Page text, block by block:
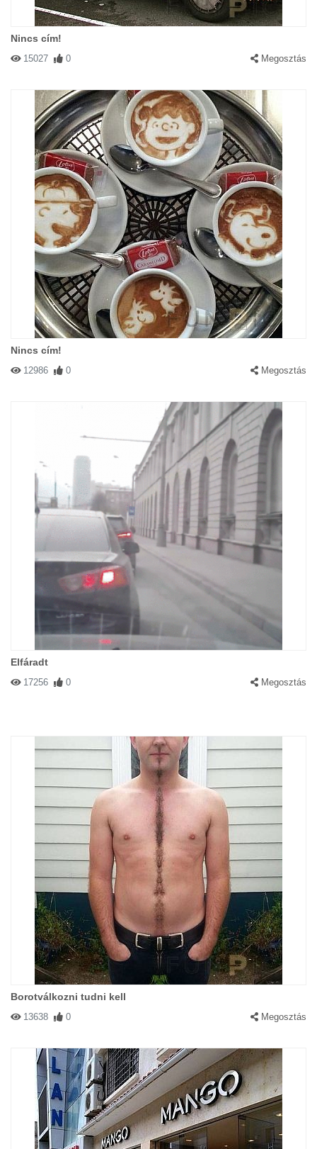
Nincs cím!
15027 0 Megosztás
Nincs cím!
12986 0 Megosztás
Elfáradt
17256 0 Megosztás
Borotválkozni tudni kell
13638 0 Megosztás